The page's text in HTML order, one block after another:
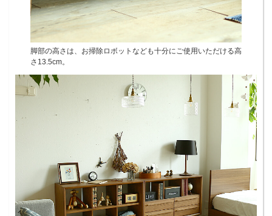
脚部の高さは、お掃除ロボットなども十分にご使用いただける高
さ13.5cm。